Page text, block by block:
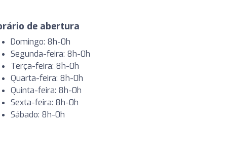
de abertura
Domingo: 8h-0h
Segunda-feira: 8h-0h
Terça-feira: 8h-0h
Quarta-feira: 8h-0h
Quinta-feira: 8h-0h
Sexta-feira: 8h-0h
Sábado: 8h-0h